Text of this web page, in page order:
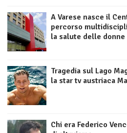
A Varese nasce il
percorso
la salute delle donne
Tragedia sul Lago
la star tv austriaca
Chi era Federico